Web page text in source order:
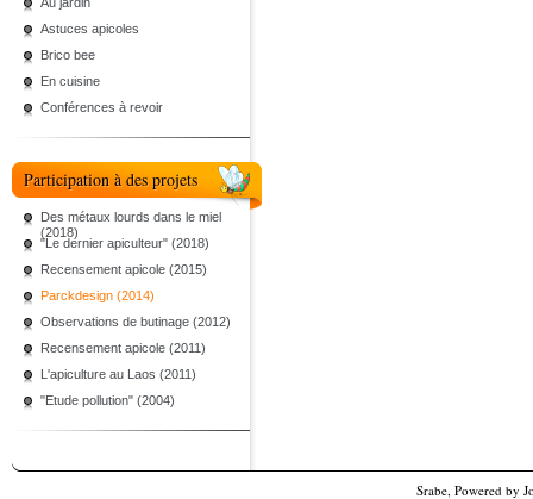
Astuces apicoles
Brico bee
En cuisine
Conférences à revoir
Participation à des projets
Des métaux lourds dans le miel
(2018)
"Le dernier apiculteur" (2018)
Recensement apicole (2015)
Parckdesign (2014)
Observations de butinage (2012)
Recensement apicole (2011)
L'apiculture au Laos (2011)
"Etude pollution" (2004)
Srabe, Powered by